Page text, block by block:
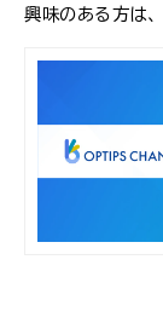
興味のある方は